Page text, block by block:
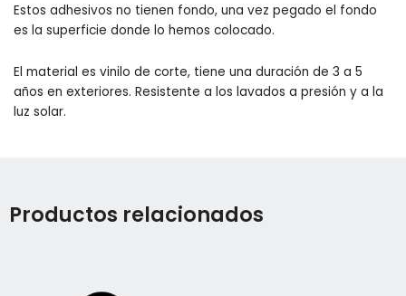
Estos adhesivos no tienen fondo, una vez pegado el fondo
es la superficie donde lo hemos colocado.
El material es vinilo de corte, tiene una duración de 3 a 5
años en exteriores. Resistente a los lavados a presión y a la
luz solar.
Productos relacionados